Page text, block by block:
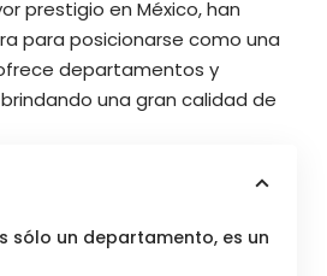
prestigio en México, han
para posicionarse como una
departamentos y
una gran calidad de
sólo un departamento, es un